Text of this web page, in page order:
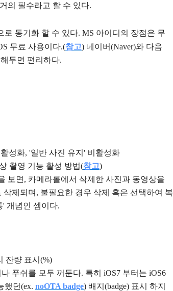
의 필수라고 할 수 있다.
동기화 할 수 있다. MS 아이디의 장점은 무
무료 사용이다.(참고) 네이버(Naver)와 다음
두면 편리하다.
성화, '일반 사진 유지' 비활성화
촬영 기능 활성 방법(참고)
보면, 카메라롤에서 삭제한 사진과 동영상을
제되며, 불필요한 경우 삭제 혹은 선택하여 복
' 개념인 셈이다.
량 표시(%)
푸쉬를 모두 꺼둔다. 특히 iOS7 부터는 iOS6
했던(ex. noOTA badge) 배지(badge) 표시 하지